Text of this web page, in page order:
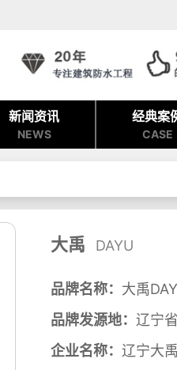
新闻资讯
NEWS
经典案
CASE
大禹 DAYU
品牌名称： 大禹
品牌发源地： 辽宁
企业名称： 辽宁大